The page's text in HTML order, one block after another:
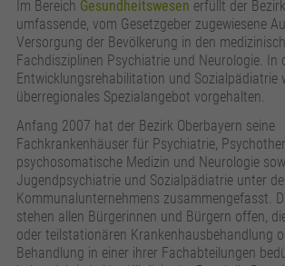
Im Bereich Gesundheitswesen erfüllt der
umfassende, vom Gesetzgeber zugewiesene
Versorgung der Bevölkerung in den
Fachdisziplinen Psychiatrie und Neurologie. In
Entwicklungsrehabilitation und Sozialpädiatrie
überregionales Spezialangebot vorgehalten.
Anfang 2007 hat der Bezirk Oberbayern seine
Fachkrankenhäuser für Psychiatrie,
psychosomatische Medizin und Neurologie
Jugendpsychiatrie und Sozialpädiatrie unter
Kommunalunternehmens zusammengefasst.
stehen allen Bürgerinnen und Bürgern offen,
oder teilstationären Krankenhausbehandlung
Behandlung in einer ihrer Fachabteilungen
Zweck Speichert die
zusätzliche Informationen anzubieten.